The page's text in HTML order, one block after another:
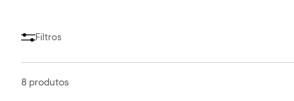
Filtros
8 produtos